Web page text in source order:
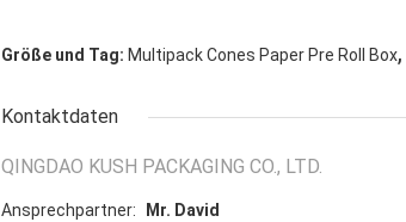
Größe und Tag: Multipack Cones Paper Pre Roll Box,
Kontaktdaten
QINGDAO KUSH PACKAGING CO., LTD.
Ansprechpartner:
Mr. David